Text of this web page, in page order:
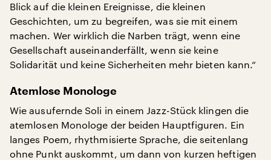
Blick auf die kleinen Ereignisse, die kleinen
Geschichten, um zu begreifen, was sie mit einem
machen. Wer wirklich die Narben trägt, wenn eine
Gesellschaft auseinanderfällt, wenn sie keine
Solidarität und keine Sicherheiten mehr bieten kann.“
Atemlose Monologe
Wie ausufernde Soli in einem Jazz-Stück klingen die
atemlosen Monologe der beiden Hauptfiguren. Ein
langes Poem, rhythmisierte Sprache, die seitenlang
ohne Punkt auskommt, um dann von kurzen heftigen